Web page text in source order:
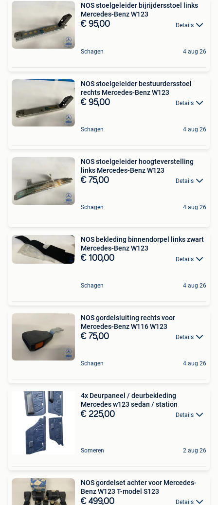
NOS stoelgeleider bijrijdersstoel links
Mercedes-Benz W123
€ 95,00 Details
Schagen 4 aug 26
NOS stoelgeleider bestuurdersstoel
rechts Mercedes-Benz W123
€ 95,00 Details
Schagen 4 aug 26
NOS stoelgeleider hoogteverstelling
links Mercedes-Benz W123
€ 75,00 Details
Schagen 4 aug 26
NOS bekleding binnendorpel links zwart
Mercedes-Benz W123
€ 100,00 Details
Schagen 4 aug 26
NOS gordelsluiting rechts voor
Mercedes-Benz W116 W123
€ 75,00 Details
Schagen 4 aug 26
4x Deurpaneel / deurbekleding
Mercedes w123 sedan / station
€ 225,00 Details
Someren 2 aug 26
NOS gordelset achter voor Mercedes-
Benz W123 T-model S123
€ 499,00 Details